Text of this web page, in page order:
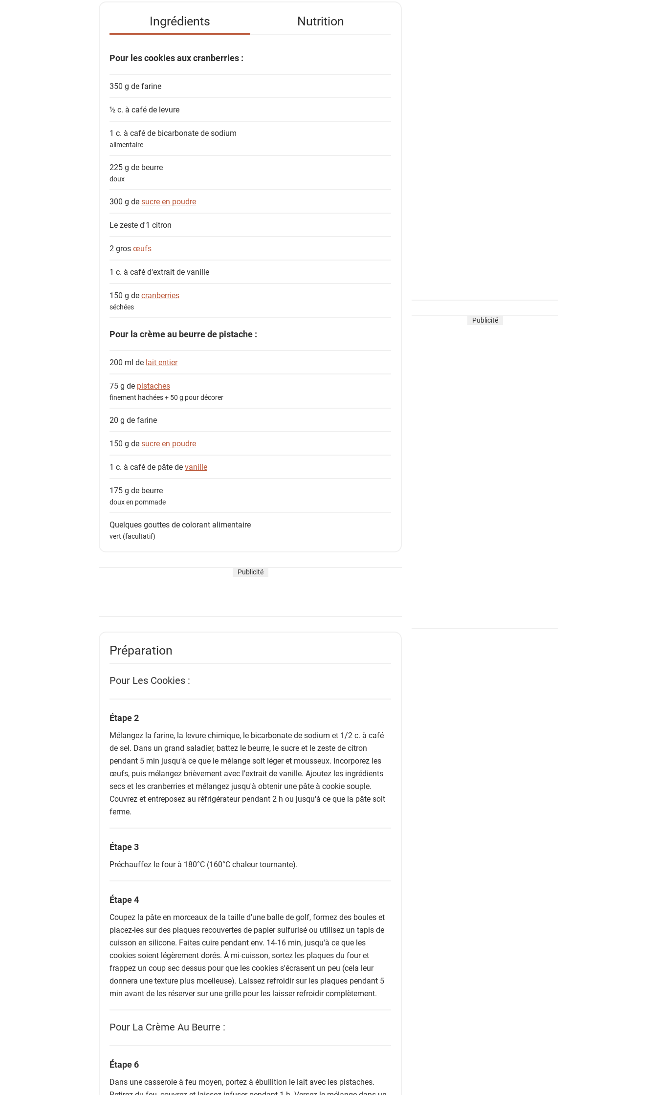
Ingrédients Nutrition
Pour les cookies aux cranberries :
350 g defarine
½ c. à café de levure
1 c. à café de bicarbonate de sodium
alimentaire
225 g de beurre
doux
300 g desucre en poudre
Le zeste d'1 citron
2 grosœufs
1 c. à caféd'extrait de vanille
150 g decranberries
séchées
Pour la crème au beurre de pistache :
200 ml de lait entier
75 g de pistaches
finement hachées + 50 g pour décorer
20 g defarine
150 g desucre en poudre
1 c. à café de pâte devanille
175 g de beurre
doux en pommade
Quelques gouttes decolorant alimentaire
vert (facultatif)
Publicité
Préparation
Pour Les Cookies :
Étape 2
Mélangez la farine, la levure chimique, le bicarbonate de sodium et 1/2 c. à café
de sel. Dans un grand saladier, battez le beurre, le sucre et le zeste de citron
pendant 5 min jusqu'à ce que le mélange soit léger et mousseux. Incorporez les
œufs, puis mélangez brièvement avec l'extrait de vanille. Ajoutez les ingrédients
secs et les cranberries et mélangez jusqu'à obtenir une pâte à cookie souple.
Couvrez et entreposez au réfrigérateur pendant 2 h ou jusqu'à ce que la pâte soit
ferme.
Étape 3
Préchauffez le four à 180°C (160°C chaleur tournante).
Étape 4
Coupez la pâte en morceaux de la taille d'une balle de golf, formez des boules et
placez-les sur des plaques recouvertes de papier sulfurisé ou utilisez un tapis de
cuisson en silicone. Faites cuire pendant env. 14-16 min, jusqu'à ce que les
cookies soient légèrement dorés. À mi-cuisson, sortez les plaques du four et
frappez un coup sec dessus pour que les cookies s'écrasent un peu (cela leur
donnera une texture plus moelleuse). Laissez refroidir sur les plaques pendant 5
min avant de les réserver sur une grille pour les laisser refroidir complètement.
Pour La Crème Au Beurre :
Étape 6
Dans une casserole à feu moyen, portez à ébullition le lait avec les pistaches.
Publicité